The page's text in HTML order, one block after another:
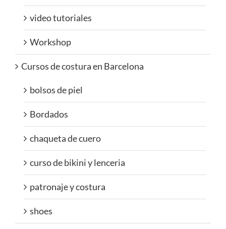
video tutoriales
Workshop
Cursos de costura en Barcelona
bolsos de piel
Bordados
chaqueta de cuero
curso de bikini y lenceria
patronaje y costura
shoes